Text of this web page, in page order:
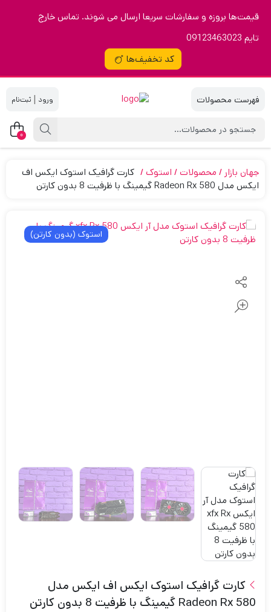
قیمت‌ها بروزه و سفارشات سریعا ارسال می شوند. تماس خارج
تایم 09123463023
کد تخفیف‌ها
|
0
جهان بازار محصولات استوک
کارت گرافیک استوک ایکس اف
ایکس مدل Radeon Rx 580 گیمینگ با ظرفیت 8 بدون کارتن
استوک (بدون کارتن)
کارت گرافیک استوک ایکس اف ایکس مدل
Radeon Rx 580 گیمینگ با ظرفیت 8 بدون کارتن